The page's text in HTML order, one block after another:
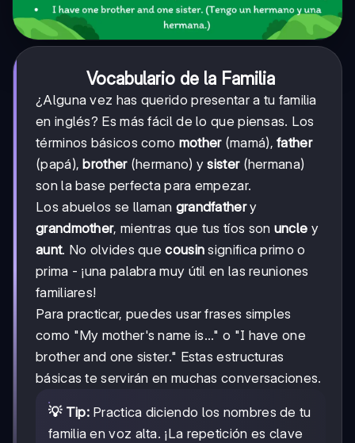
Vocabulario de la Familia
¿Alguna vez has querido presentar a tu familia
en inglés? Es más fácil de lo que piensas. Los
términos básicos como mother(mamá),father
(papá), brother(hermano) ysister(hermana)
son la base perfecta para empezar.
Los abuelos se llaman grandfathery
grandmother, mientras que tus tíos son uncle y
aunt. No olvides quecousin significa primo o
prima - ¡una palabra muy útil en las reuniones
familiares!
Para practicar, puedes usar frases simples
como "My mother's name is..." o "I have one
brother and one sister." Estas estructuras
básicas te servirán en muchas conversaciones.
💡 Tip:Practica diciendo los nombres de tu
familia en voz alta. ¡La repetición es clave